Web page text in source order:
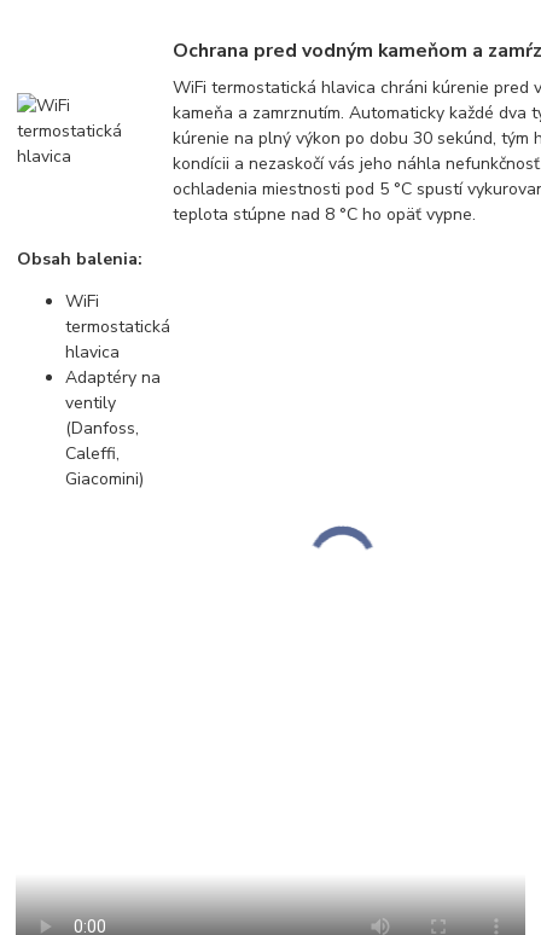
Ochrana pred vodným kameňom a
WiFi termostatická hlavica chráni kúrenie pred
kameňa a zamrznutím. Automaticky každé dva
kúrenie na plný výkon po dobu 30 sekúnd, tým
kondícii a nezaskočí vás jeho náhla
ochladenia miestnosti pod 5 °C spustí
teplota stúpne nad 8 °C ho opäť vypne.
Obsah balenia:
WiFi
termostatická
hlavica
Adaptéry na
ventily
(Danfoss,
Caleffi,
Giacomini)